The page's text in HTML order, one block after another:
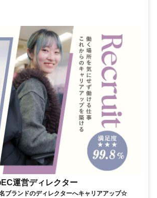
運営ディレクター
ブランドのディレクターへキャリアアップ☆